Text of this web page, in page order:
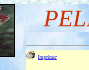
Imprimer